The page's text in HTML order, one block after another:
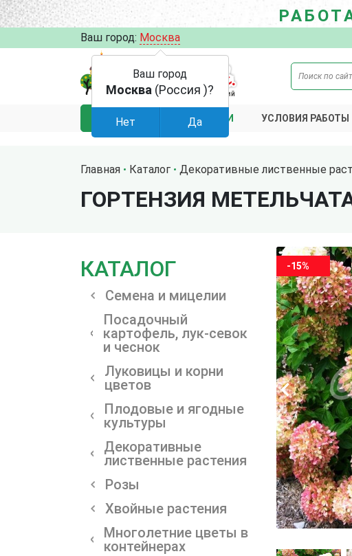
Ваш город: Москва
КАТАЛОГ АКЦИИ УСЛОВИЯ РАБОТЫ
Главная Каталог Декоративные лиственные
ГОРТЕНЗИЯ
КАТАЛОГ
Семена и мицелии
Посадочный
картофель, лук-севок
и чеснок
Луковицы и корни
цветов
Плодовые и ягодные
культуры
Декоративные
лиственные растения
Розы
Хвойные растения
Многолетние цветы в
контейнерах
-15%
Ваш город
Москва (Россия )?
Нет Да